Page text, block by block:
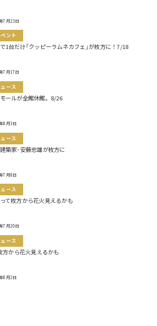
7月23日
ント
1台だけ｢クッピーラムネカフェ｣が枚方に！7/18
7月17日
ース
ールが全館休館。8/26
8月3日
ース
築家･安藤忠雄が枚方に
7月8日
ース
て枚方から花火見えるかも
7月20日
ース
方から花火見えるかも
8月2日